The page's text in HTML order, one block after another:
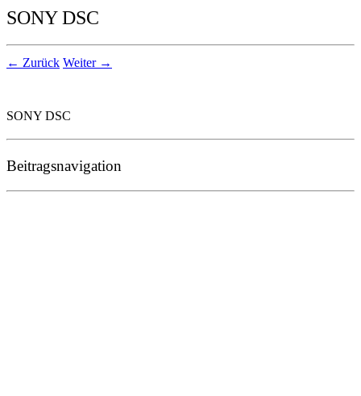
SONY DSC
← Zurück Weiter →
SONY DSC
Beitragsnavigation